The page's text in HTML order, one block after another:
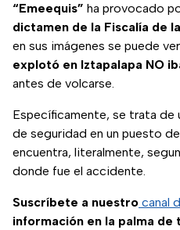
“Emeequis” ha provocado
dictamen de la Fiscalía de
en sus imágenes se puede
explotó en Iztapalapa NO
antes de volcarse.
Específicamente, se trata de
de seguridad en un puesto
encuentra, literalmente,
donde fue el accidente.
Suscríbete a nuestro canal
información en la palma de